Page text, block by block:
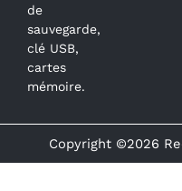
de
sauvegarde,
clé USB,
cartes
mémoire.
Copyright ©2026